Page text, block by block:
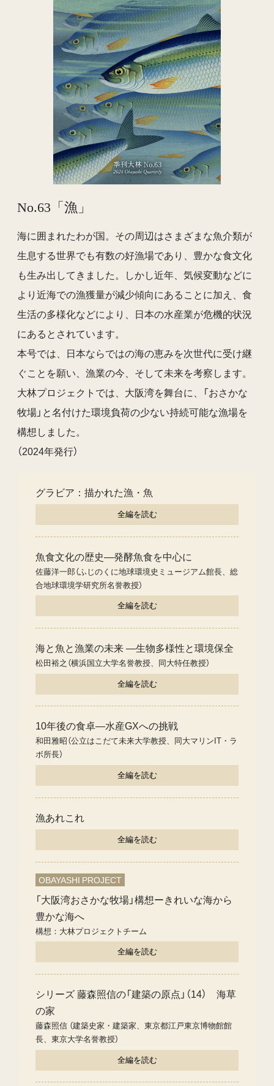
No.63「漁」
海に囲まれたわが国。その周辺はさまざまな魚介類が
生息する世界でも有数の好漁場であり、豊かな食文化
も生み出してきました。しかし近年、気候変動などに
より近海での漁獲量が減少傾向にあることに加え、食
生活の多様化などにより、日本の水産業が危機的状況
にあるとされています。
本号では、日本ならではの海の恵みを次世代に受け継
ぐことを願い、漁業の今、そして未来を考察します。
大林プロジェクトでは、大阪湾を舞台に、「おさかな
牧場」と名付けた環境負荷の少ない持続可能な漁場を
構想しました。
（2024年発行）
グラビア：描かれた漁・魚
全編を読む
魚食文化の歴史―発酵魚食を中心に
佐藤洋一郎（ふじのくに地球環境史ミュージアム館長、総
合地球環境学研究所名誉教授）
全編を読む
海と魚と漁業の未来 ―生物多様性と環境保全
松田裕之（横浜国立大学名誉教授、同大特任教授）
全編を読む
10年後の食卓―水産GXへの挑戦
和田雅昭（公立はこだて未来大学教授、同大マリンIT・ラ
ボ所長）
全編を読む
漁あれこれ
全編を読む
OBAYASHI PROJECT
「大阪湾おさかな牧場」構想ーきれいな海から
豊かな海へ
構想：大林プロジェクトチーム
全編を読む
シリーズ 藤森照信の「建築の原点」（14） 海草
の家
藤森照信 （建築史家・建築家、東京都江戸東京博物館館
長、東京大学名誉教授）
全編を読む